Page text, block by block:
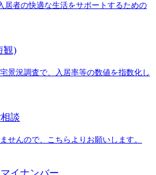
居者の快適な生活をサポートするための
観)
景況調査で、入居率等の数値を指数化し
談
せんので、こちらよりお願いします。
イナンバー